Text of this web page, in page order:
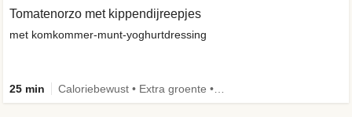
Tomatenorzo met kippendijreepjes
met komkommer-munt-yoghurtdressing
25 min